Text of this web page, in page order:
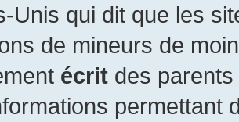
Unis qui dit que les
de mineurs de
écrit des parents
permettant